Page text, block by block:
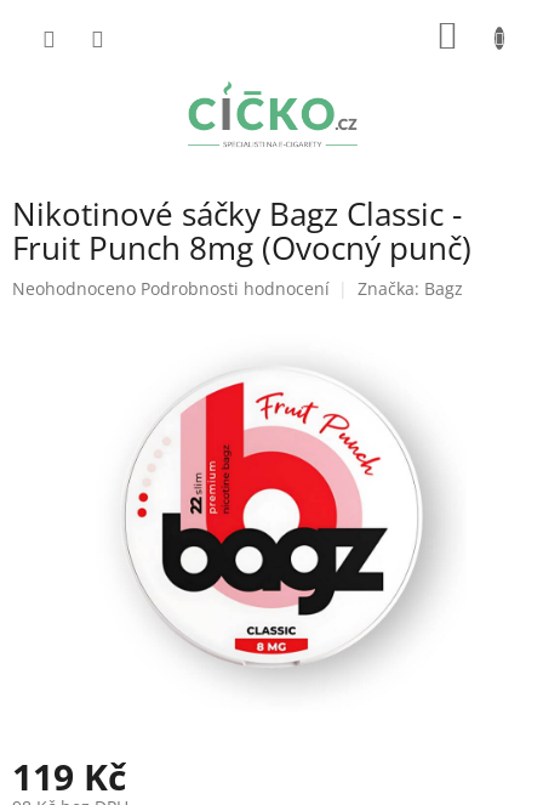
Nikotinové sáčky Bagz Classic -
Fruit Punch 8mg (Ovocný punč)
Průměrné
Neohodnoceno Podrobnosti hodnocení Značka: Bagz
119 Kč